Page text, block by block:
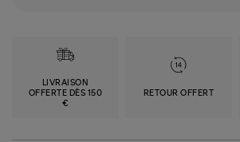
LIVRAISON
OFFERTE DÈS 150
€
RETOUR OFFERT